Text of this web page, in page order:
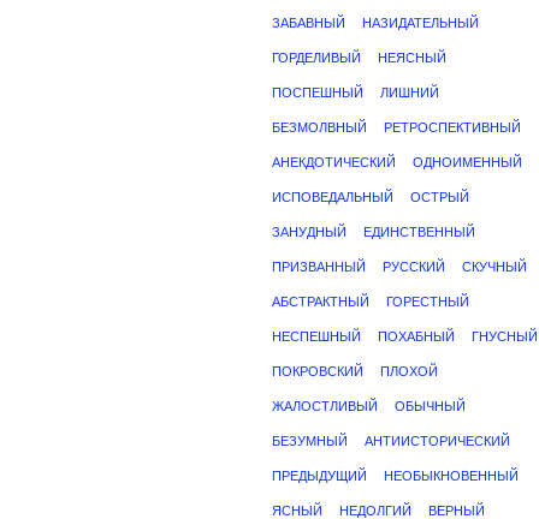
ЗАБАВНЫЙ НАЗИДАТЕЛЬНЫЙ
ГОРДЕЛИВЫЙ НЕЯСНЫЙ
ПОСПЕШНЫЙ ЛИШНИЙ
БЕЗМОЛВНЫЙ РЕТРОСПЕКТИВНЫЙ
АНЕКДОТИЧЕСКИЙ ОДНОИМЕННЫЙ
ИСПОВЕДАЛЬНЫЙ ОСТРЫЙ
ЗАНУДНЫЙ ЕДИНСТВЕННЫЙ
ПРИЗВАННЫЙ РУССКИЙ СКУЧНЫЙ
АБСТРАКТНЫЙ ГОРЕСТНЫЙ
НЕСПЕШНЫЙ ПОХАБНЫЙ ГНУСНЫЙ
ПОКРОВСКИЙ ПЛОХОЙ
ЖАЛОСТЛИВЫЙ ОБЫЧНЫЙ
БЕЗУМНЫЙ АНТИИСТОРИЧЕСКИЙ
ПРЕДЫДУЩИЙ НЕОБЫКНОВЕННЫЙ
ЯСНЫЙ НЕДОЛГИЙ ВЕРНЫЙ